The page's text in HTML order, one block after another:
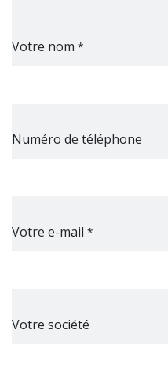
Votre nom *
Numéro de téléphone
Votre e-mail *
Votre société